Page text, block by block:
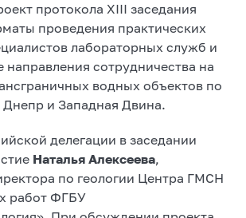
протокола ХIII заседания
проведения практических
лабораторных служб и
направления сотрудничества на
водных объектов по
и Западная Двина.
делегации в заседании
Наталья Алексеева,
по геологии Центра ГМСН
работ ФГБУ